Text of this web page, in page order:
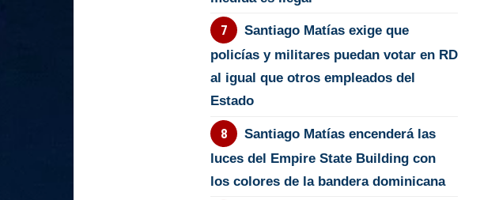
Santiago Matías exige que
policías y militares puedan votar en RD
al igual que otros empleados del
Estado
Santiago Matías encenderá las
luces del Empire State Building con
los colores de la bandera dominicana